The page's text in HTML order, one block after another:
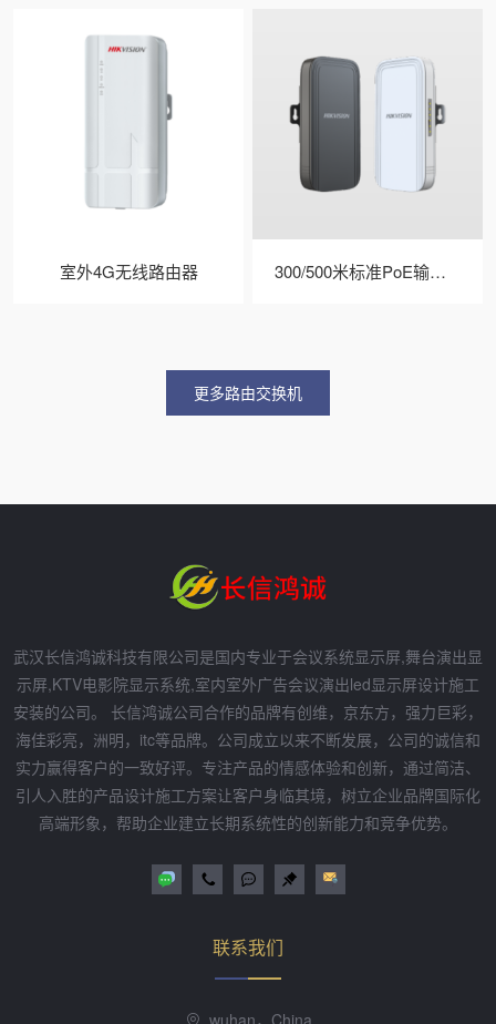
室外4G无线路由器 300/500米标准PoE输入输出电梯网桥
更多路由交换机
武汉长信鸿诚科技有限公司是国内专业于会议系统显示屏,舞台演出显
示屏,KTV电影院显示系统,室内室外广告会议演出led显示屏设计施工
安装的公司。 长信鸿诚公司合作的品牌有创维，京东方，强力巨彩，
海佳彩亮，洲明，itc等品牌。公司成立以来不断发展，公司的诚信和
实力赢得客户的一致好评。专注产品的情感体验和创新，通过简洁、
引人入胜的产品设计施工方案让客户身临其境，树立企业品牌国际化
高端形象，帮助企业建立长期系统性的创新能力和竞争优势。
联系我们
wuhan，China